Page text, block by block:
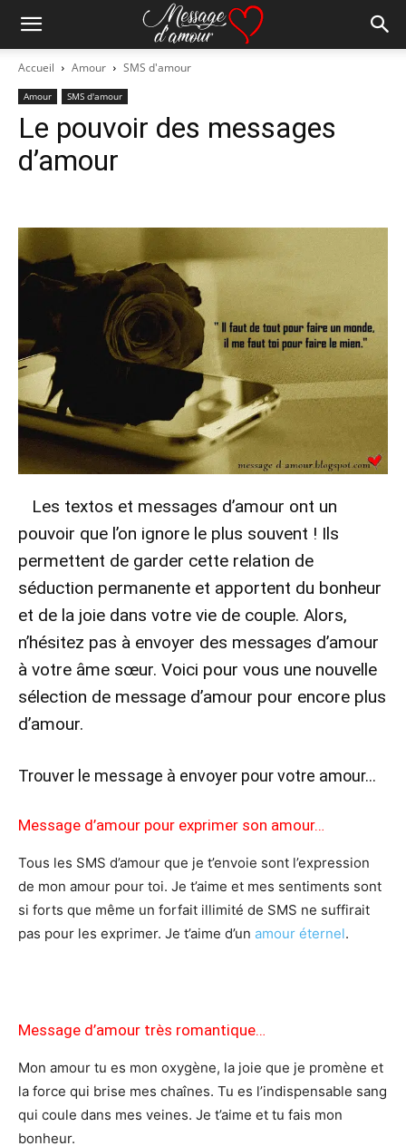
Accueil Amour SMS d'amour
Amour SMS d'amour
Le pouvoir des messages
d’amour
Les textos et messages d’amour ont un
pouvoir que l’on ignore le plus souvent ! Ils
permettent de garder cette relation de
séduction permanente et apportent du bonheur
et de la joie dans votre vie de couple. Alors,
n’hésitez pas à envoyer des messages d’amour
à votre âme sœur. Voici pour vous une nouvelle
sélection de message d’amour pour encore plus
d’amour.
Trouver le message à envoyer pour votre amour…
Message d’amour pour exprimer son amour…
Tous les SMS d’amour que je t’envoie sont l’expression
de mon amour pour toi. Je t’aime et mes sentiments sont
si forts que même un forfait illimité de SMS ne suffirait
pas pour les exprimer. Je t’aime d’un amour éternel.
Message d’amour très romantique…
Mon amour tu es mon oxygène, la joie que je promène et
la force qui brise mes chaînes. Tu es l’indispensable sang
qui coule dans mes veines. Je t’aime et tu fais mon
bonheur.